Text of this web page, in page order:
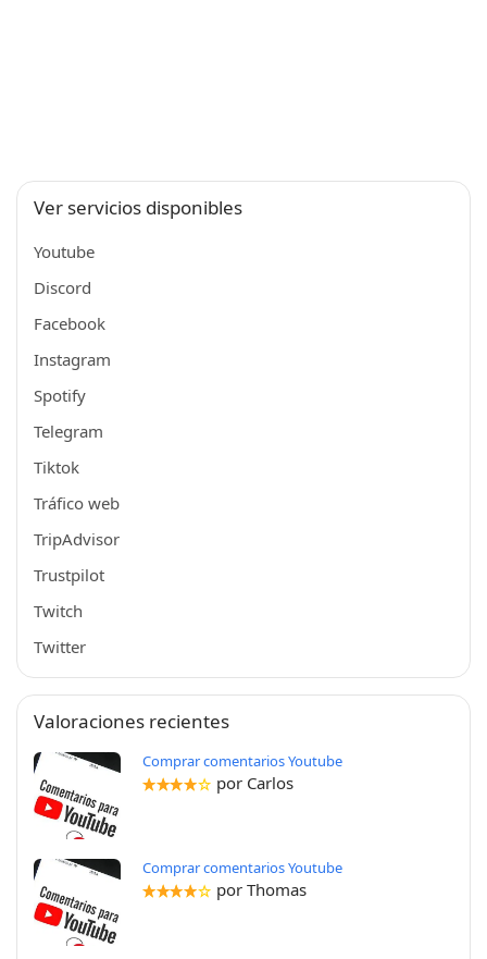
Ver servicios disponibles
Youtube
Discord
Facebook
Instagram
Spotify
Telegram
Tiktok
Tráfico web
TripAdvisor
Trustpilot
Twitch
Twitter
Valoraciones recientes
Comprar comentarios Youtube
por Carlos
Comprar comentarios Youtube
por Thomas